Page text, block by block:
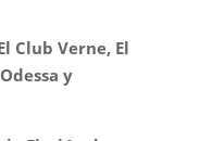
Club Verne, El
y